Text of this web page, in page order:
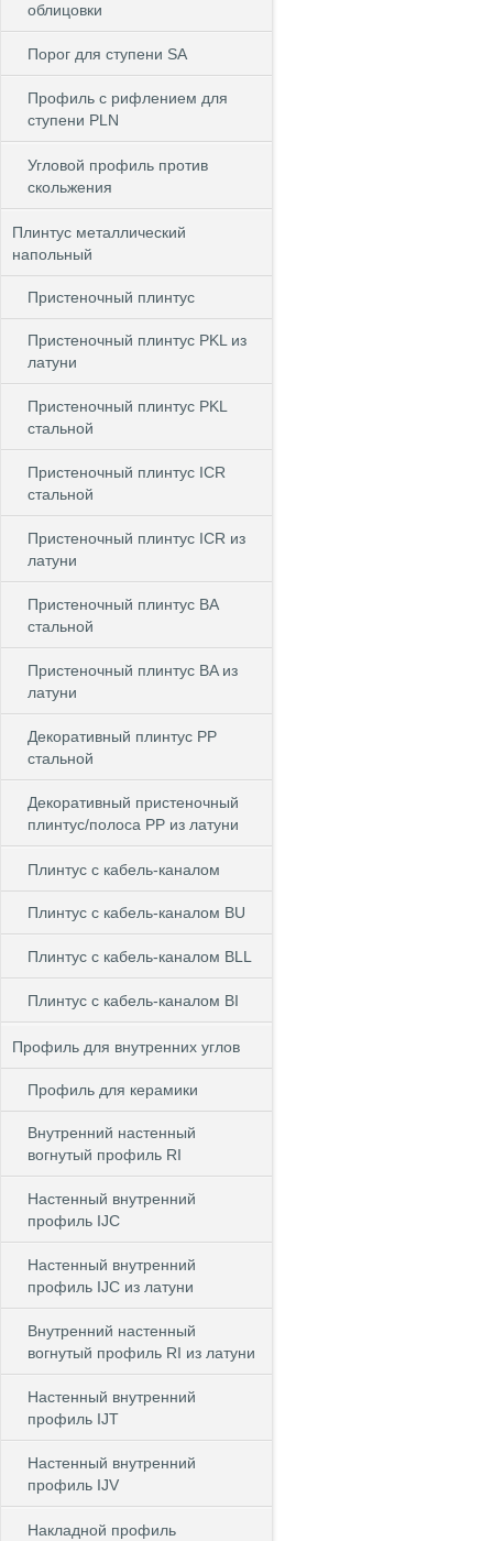
облицовки
Порог для ступени SA
Профиль с рифлением для
ступени PLN
Угловой профиль против
скольжения
Плинтус металлический
напольный
Пристеночный плинтус
Пристеночный плинтус PKL из
латуни
Пристеночный плинтус PKL
стальной
Пристеночный плинтус ICR
стальной
Пристеночный плинтус ICR из
латуни
Пристеночный плинтус BA
стальной
Пристеночный плинтус BA из
латуни
Декоративный плинтус PP
стальной
Декоративный пристеночный
плинтус/полоса PP из латуни
Плинтус с кабель-каналом
Плинтус с кабель-каналом BU
Плинтус с кабель-каналом BLL
Плинтус с кабель-каналом BI
Профиль для внутренних углов
Профиль для керамики
Внутренний настенный
вогнутый профиль RI
Настенный внутренний
профиль IJC
Настенный внутренний
профиль IJC из латуни
Внутренний настенный
вогнутый профиль RI из латуни
Настенный внутренний
профиль IJT
Настенный внутренний
профиль IJV
Накладной профиль